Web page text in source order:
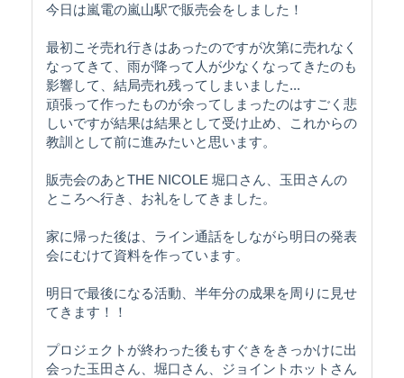
今日は嵐電の嵐山駅で販売会をしました！
最初こそ売れ行きはあったのですが次第に売れなく
なってきて、雨が降って人が少なくなってきたのも
影響して、結局売れ残ってしまいました...
頑張って作ったものが余ってしまったのはすごく悲
しいですが結果は結果として受け止め、これからの
教訓として前に進みたいと思います。
販売会のあとTHE NICOLE 堀口さん、玉田さんの
ところへ行き、お礼をしてきました。
家に帰った後は、ライン通話をしながら明日の発表
会にむけて資料を作っています。
明日で最後になる活動、半年分の成果を周りに見せ
てきます！！
プロジェクトが終わった後もすぐきをきっかけに出
会った玉田さん、堀口さん、ジョイントホットさん